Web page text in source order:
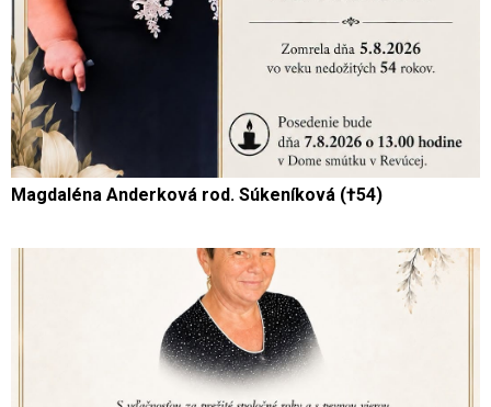
Magdaléna Anderková rod. Súkeníková (†54)